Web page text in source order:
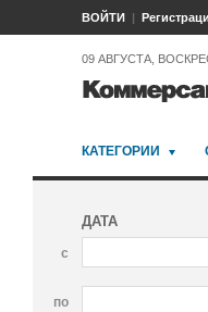
ВОЙТИ
09 АВГУСТА,
КАТЕГОРИИ
ДАТА
с
по